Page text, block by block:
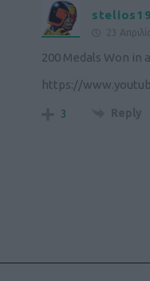
23
200 Medals Won in
https://
3 Reply